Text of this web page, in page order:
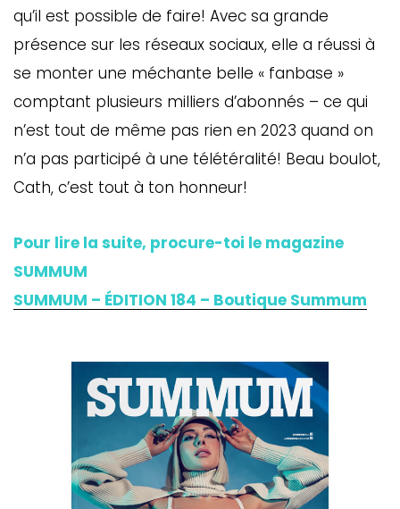
qu’il est possible de faire! Avec sa grande
présence sur les réseaux sociaux, elle a réussi à
se monter une méchante belle « fanbase »
comptant plusieurs milliers d’abonnés – ce qui
n’est tout de même pas rien en 2023 quand on
n’a pas participé à une télétéralité! Beau boulot,
Cath, c’est tout à ton honneur!
Pour lire la suite, procure-toi le magazine
SUMMUM
SUMMUM – ÉDITION 184 – Boutique Summum